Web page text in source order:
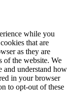
while you
that are
as they are
of the website. We
and understand how
in your browser
to opt-out of these